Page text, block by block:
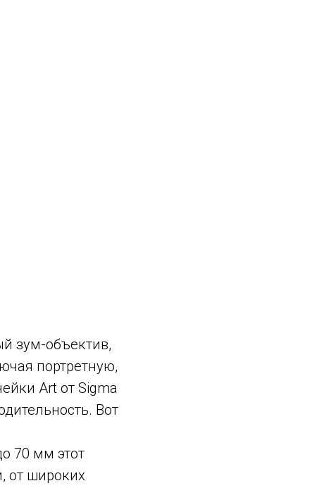
зум-объектив,
портретную,
Art от Sigma
Вот
70 мм этот
от широких